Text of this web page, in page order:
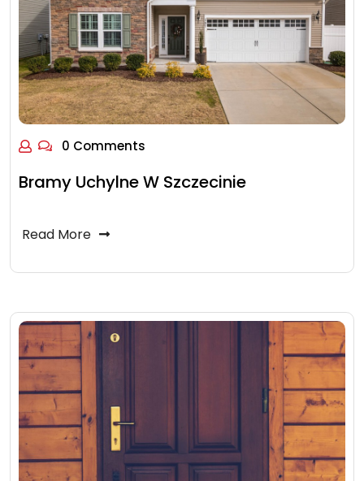
0 Comments
Bramy Uchylne W Szczecinie
Read More